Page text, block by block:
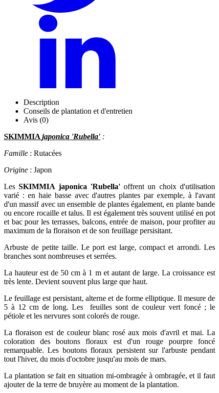
Description
Conseils de plantation et d'entretien
Avis (0)
SKIMMIA japonica 'Rubella' :
Famille : Rutacées
Origine : Japon
LesSKIMMIA japonica 'Rubella' offrent un choix d'utilisation
varié : en haie basse avec d'autres plantes par exemple, à l'avant
d'un massif avec un ensemble de plantes également, en plante bande
ou encore rocaille et talus. Il est également très souvent utilisé en pot
et bac pour les terrasses, balcons, entrée de maison, pour profiter au
maximum de la floraison et de son feuillage persisitant.
Arbuste de petite taille. Le port est large, compact et arrondi. Les
branches sont nombreuses et serrées.
La hauteur est de 50 cm à 1 m et autant de large. La croissance est
très lente. Devient souvent plus large que haut.
Le feuillage est persistant, alterne et de forme elliptique. Il mesure de
5 à 12 cm de long. Les feuilles sont de couleur vert foncé ; le
pétiole et les nervures sont colorés de rouge.
La floraison est de couleur blanc rosé aux mois d'avril et mai. La
coloration des boutons floraux est d'un rouge pourpre foncé
remarquable. Les boutons floraux persistent sur l'arbuste pendant
tout l'hiver, du mois d'octobre jusqu'au mois de mars.
La plantation se fait en situation mi-ombragée à ombragée, et il faut
ajouter de la terre de bruyère au moment de la plantation.